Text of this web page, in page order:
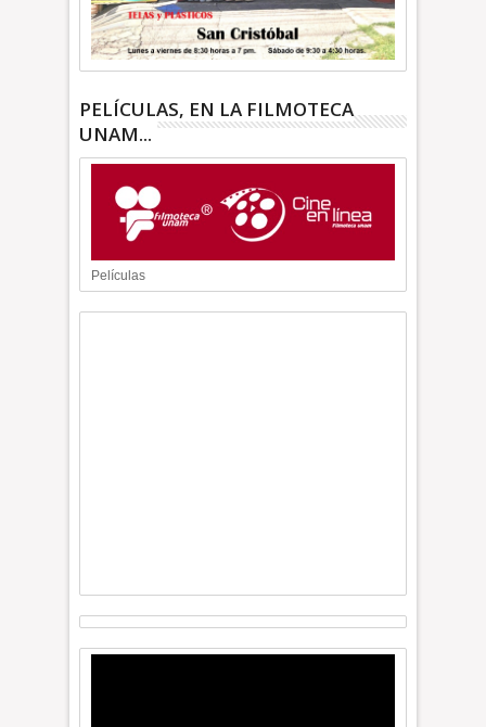
PELÍCULAS, EN LA FILMOTECA
UNAM...
Películas